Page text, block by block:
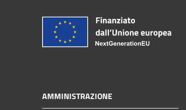
AMMINISTRAZIONE